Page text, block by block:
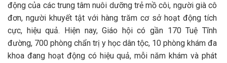
động của các trung tâm nuôi dưỡng trẻ mồ côi, người già cô
đơn, người khuyết tật với hàng trăm cơ sở hoạt động tích
cực, hiệu quả. Hiện nay, Giáo hội có gần 170 Tuệ Tĩnh
đường, 700 phòng chẩn trị y học dân tộc, 10 phòng khám đa
khoa đang hoạt động có hiệu quả, mỗi năm khám và phát